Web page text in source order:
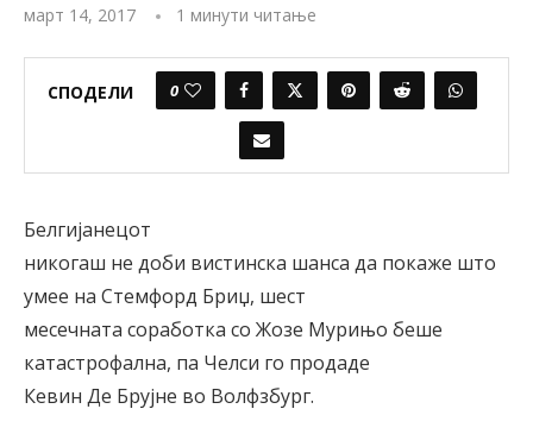
март 14, 2017 1 минути читање
СПОДЕЛИ 0
Белгијанецот
никогаш не доби вистинска шанса да покаже што
умее на Стемфорд Бриџ, шест
месечната соработка со Жозе Мурињо беше
катастрофална, па Челси го продаде
Кевин Де Брујне во Волфзбург.